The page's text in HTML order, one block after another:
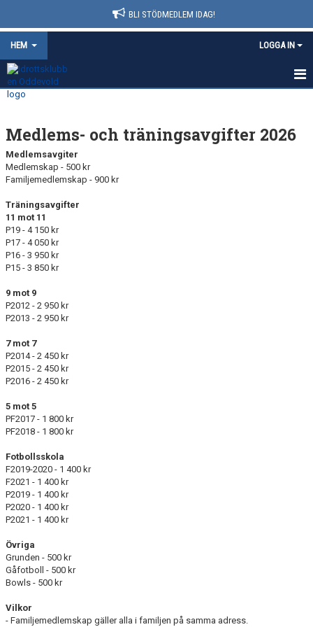
BLI STÖDMEDLEM IDAG!
HEM LOGGA IN
HEM
NYHETER
FÖRENINGSINFO
AVGIFTER
KALENDER
MATCHER
Medlems- och träningsavgifter 2026
Medlemsavgiter
Medlemskap - 500 kr
Familjemedlemskap - 900 kr
Träningsavgifter
11 mot 11
P19 - 4 150 kr
P17 - 4 050 kr
P16 - 3 950 kr
P15 - 3 850 kr
9 mot 9
P2012 - 2 950 kr
P2013 - 2 950 kr
7 mot 7
P2014 - 2 450 kr
P2015 - 2 450 kr
P2016 - 2 450 kr
5 mot 5
PF2017 - 1 800 kr
PF2018 - 1 800 kr
Fotbollsskola
F2019-2020 - 1 400 kr
F2021 - 1 400 kr
P2019 - 1 400 kr
P2020 - 1 400 kr
P2021 - 1 400 kr
Övriga
Grunden - 500 kr
Gåfotboll - 500 kr
Bowls - 500 kr
Vilkor
- Familjemedlemskap gäller alla i familjen på samma adress.